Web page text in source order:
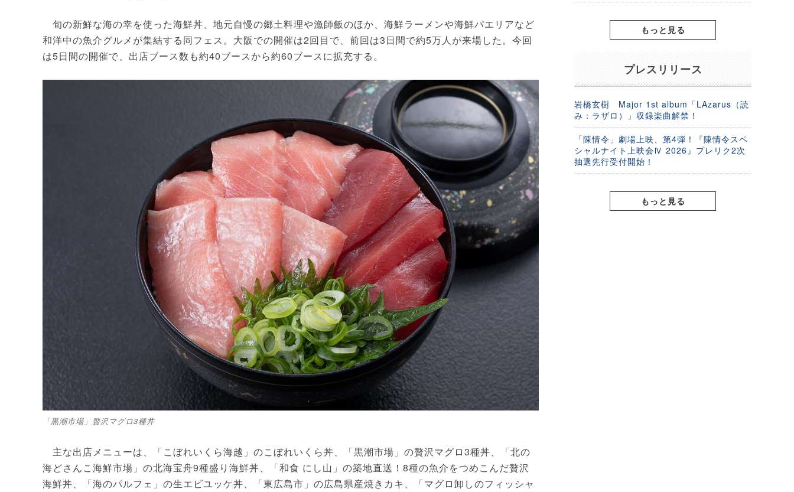
旬の新鮮な海の幸を使った海鮮丼、地元自慢の郷土料理や漁師飯のほか、海鮮ラーメンや海鮮パエリアなど
和洋中の魚介グルメが集結する同フェス。大阪での開催は2回目で、前回は3日間で約5万人が来場した。今回
は5日間の開催で、出店ブース数も約40ブースから約60ブースに拡充する。
「黒潮市場」贅沢マグロ3種丼
主な出店メニューは、「こぼれいくら海越」のこぼれいくら丼、「黒潮市場」の贅沢マグロ3種丼、「北の
海どさんこ海鮮市場」の北海宝舟9種盛り海鮮丼、「和食 にし山」の築地直送！8種の魚介をつめこんだ贅沢
海鮮丼、「海のパルフェ」の生エビユッケ丼、「東広島市」の広島県産焼きカキ、「マグロ卸しのフィッシャ
もっと見る
プレスリリース
岩橋玄樹 Major 1st album「LAzarus（読
み：ラザロ）」収録楽曲解禁！
「陳情令」劇場上映、第4弾！『陳情令スペ
シャルナイト上映会Ⅳ 2026』プレリク2次
抽選先行受付開始！
もっと見る